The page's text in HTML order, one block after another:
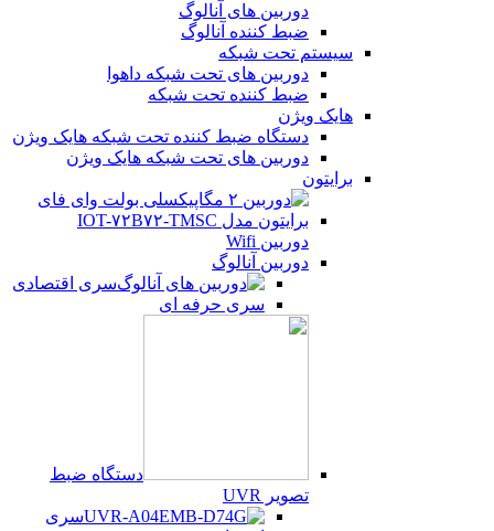
دوربین های آنالوگ
ضبط کننده آنالوگ
سیستم تحت شبکه
دوربین های تحت شبکه داهوا
ضبط کننده تحت شبکه
هایک ویژن
دستگاه ضبط کننده تحت شبکه هایک ویژن
دوربین های تحت شبکه هایک ویژن
برایتون
دوربین Wifi
دوربین آنالوگ
سری اقتصادی
سری حرفه ای
دستگاه ضبط
تصویر UVR
سری